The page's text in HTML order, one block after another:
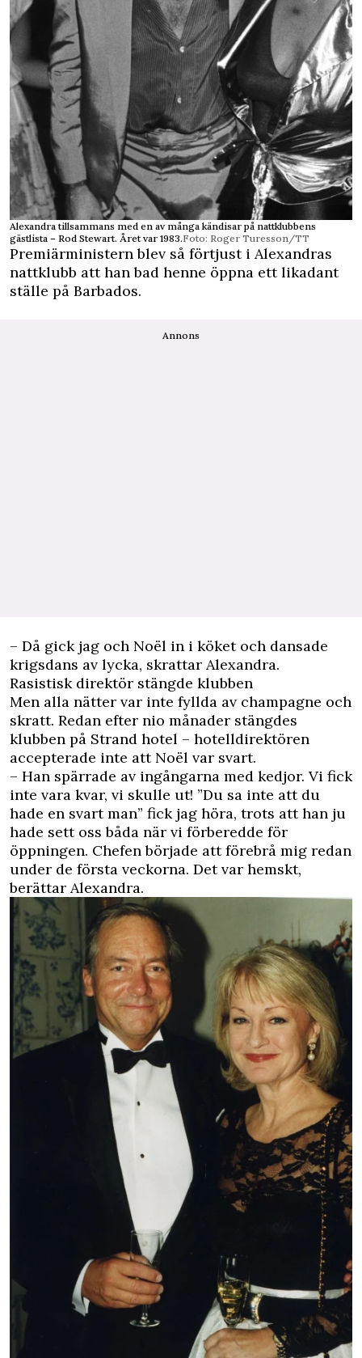
Alexandra tillsammans med en av många kändisar på nattklubbens
gästlista – Rod Stewart. Året var 1983.Foto: Roger Turesson/TT
Premiärministern blev så förtjust i Alexandras
nattklubb att han bad henne öppna ett likadant
ställe på Barbados.
Annons
– Då gick jag och Noël in i köket och dansade
krigsdans av lycka, skrattar Alexandra.
Rasistisk direktör stängde klubben
Men alla nätter var inte fyllda av champagne och
skratt. Redan efter nio månader stängdes
klubben på Strand hotel – hotelldirektören
accepterade inte att Noël var svart.
– Han spärrade av ingångarna med kedjor. Vi fick
inte vara kvar, vi skulle ut! ”Du sa inte att du
hade en svart man” fick jag höra, trots att han ju
hade sett oss båda när vi förberedde för
öppningen. Chefen började att förebrå mig redan
under de första veckorna. Det var hemskt,
berättar Alexandra.